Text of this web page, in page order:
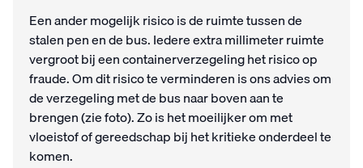
Een ander mogelijk risico is de ruimte tussen de
stalen pen en de bus. Iedere extra millimeter ruimte
vergroot bij een containerverzegeling het risico op
fraude. Om dit risico te verminderen is ons advies om
de verzegeling met de bus naar boven aan te
brengen (zie foto). Zo is het moeilijker om met
vloeistof of gereedschap bij het kritieke onderdeel te
komen.